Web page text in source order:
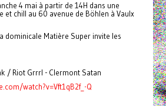
4 mai à partir de 14H dans une
et chill au 60 avenue de Böhlen à Vaulx
dominicale Matière Super invite les
/ Riot Grrrl - Clermont Satan
watch?v=Vft1qB2f_-Q